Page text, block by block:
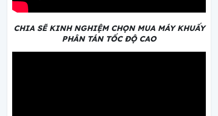
CHIA SẼ KINH NGHIỆM CHỌN MUA MÁY KHUẤY
PHÂN TÁN TỐC ĐỘ CAO